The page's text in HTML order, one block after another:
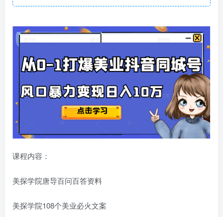
课程内容：
美探学院唐导百问百答资料
美探学院108个美业必火文案